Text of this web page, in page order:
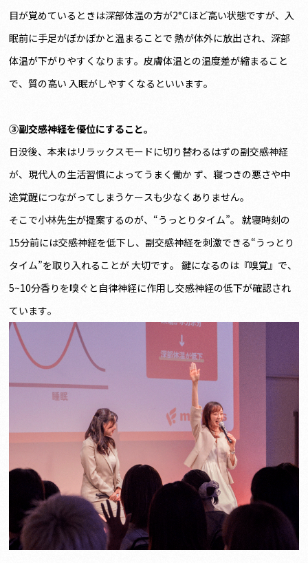
目が覚めているときは深部体温の方が2°Cほど高い状態ですが、入
眠前に手足がぽかぽかと温まることで 熱が体外に放出され、深部
体温が下がりやすくなります。皮膚体温との温度差が縮まること
で、質の高い 入眠がしやすくなるといいます。
③副交感神経を優位にすること。
日没後、本来はリラックスモードに切り替わるはずの副交感神経
が、現代人の生活習慣によってうまく働か ず、寝つきの悪さや中
途覚醒につながってしまうケースも少なくありません。
そこで小林先生が提案するのが、“うっとりタイム”。 就寝時刻の
15分前には交感神経を低下し、副交感神経を刺激できる“うっとり
タイム”を取り入れることが 大切です。 鍵になるのは『嗅覚』で、
5~10分香りを嗅ぐと自律神経に作用し交感神経の低下が確認され
ています。